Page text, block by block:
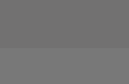
principale